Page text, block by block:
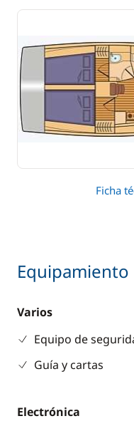
Ficha
Equipamiento
Varios
Equipo de
Guía y cartas
Electrónica